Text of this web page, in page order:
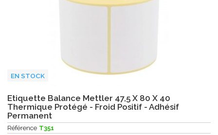
EN STOCK
Etiquette Balance Mettler 47,5 X 80 X 40
Thermique Protégé - Froid Positif - Adhésif
Permanent
Référence T351